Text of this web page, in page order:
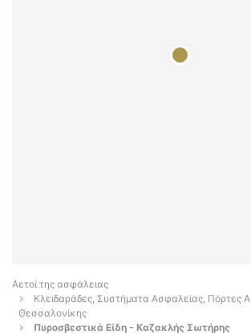
Αετοί της ασφάλειας
Κλειδαράδες, Συστήματα Ασφαλείας, Πόρτες
Θεσσαλονίκης
Πυροσβεστικά Είδη - Καζακλής Σωτήρης